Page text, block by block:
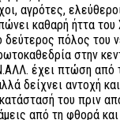
αγρότες,
καθαρή ήττα του
δεύτερος πόλος του
στην
έχει πτώση από
δείχνει αντοχή
του πριν
από τη φθορά